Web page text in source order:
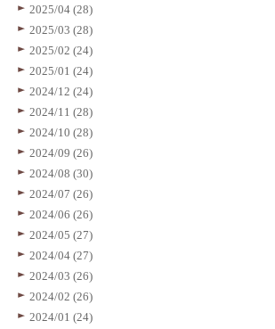
2025/04 (28)
2025/03 (28)
2025/02 (24)
2025/01 (24)
2024/12 (24)
2024/11 (28)
2024/10 (28)
2024/09 (26)
2024/08 (30)
2024/07 (26)
2024/06 (26)
2024/05 (27)
2024/04 (27)
2024/03 (26)
2024/02 (26)
2024/01 (24)